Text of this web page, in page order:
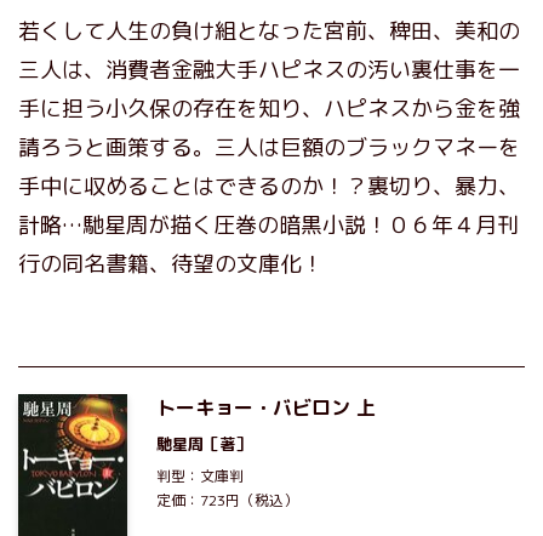
若くして人生の負け組となった宮前、稗田、美和の
三人は、消費者金融大手ハピネスの汚い裏仕事を一
手に担う小久保の存在を知り、ハピネスから金を強
請ろうと画策する。三人は巨額のブラックマネーを
手中に収めることはできるのか！？裏切り、暴力、
計略…馳星周が描く圧巻の暗黒小説！０６年４月刊
行の同名書籍、待望の文庫化！
トーキョー・バビロン 上
馳星周 ［著］
判型：文庫判
定価：723円（税込）